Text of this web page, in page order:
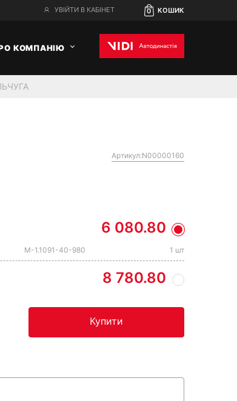
УВІЙТИ В КАБІНЕТ 0 КОШИК
КОМПАНІЮ
Артикул:N00000160
6 080.80
M-1.1091-40-980 1 шт
8 780.80
Купити